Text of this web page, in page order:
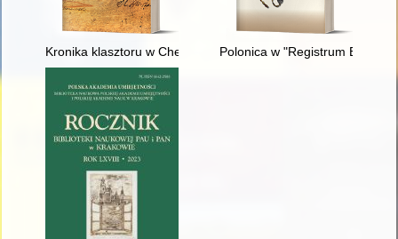
Kronika klasztoru w Chełmie jako modelowy przykład XVII-
Polonica w "Registrum